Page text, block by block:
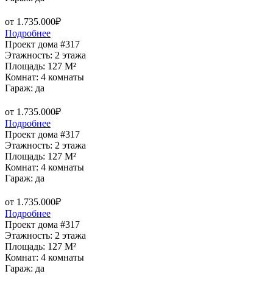
от 1.735.000₽
Подробнее
Проект дома #317
Этажность: 2 этажа
Площадь: 127 M²
Комнат: 4 комнаты
Гараж: да
от 1.735.000₽
Подробнее
Проект дома #317
Этажность: 2 этажа
Площадь: 127 M²
Комнат: 4 комнаты
Гараж: да
от 1.735.000₽
Подробнее
Проект дома #317
Этажность: 2 этажа
Площадь: 127 M²
Комнат: 4 комнаты
Гараж: да